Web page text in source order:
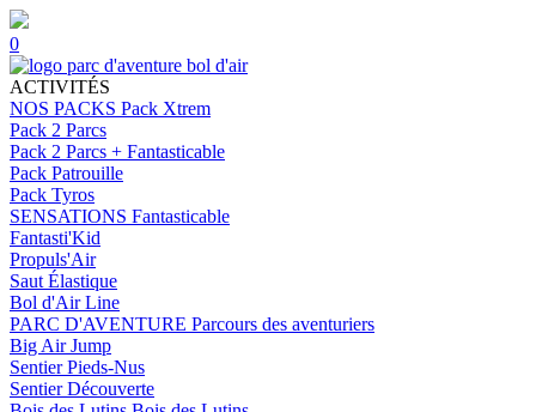
0
ACTIVITÉS
NOS PACKS Pack Xtrem
Pack 2 Parcs
Pack 2 Parcs + Fantasticable
Pack Patrouille
Pack Tyros
SENSATIONS Fantasticable
Fantasti'Kid
Propuls'Air
Saut Élastique
Bol d'Air Line
PARC D'AVENTURE Parcours des aventuriers
Big Air Jump
Sentier Pieds-Nus
Sentier Découverte